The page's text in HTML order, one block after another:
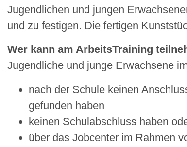
Jugendlichen und jungen
und zu festigen. Die fertigen
Wer kann am ArbeitsTraining
Jugendliche und junge Erwachsene
nach der Schule keinen
gefunden haben
keinen Schulabschluss haben
über das Jobcenter im Rahmen